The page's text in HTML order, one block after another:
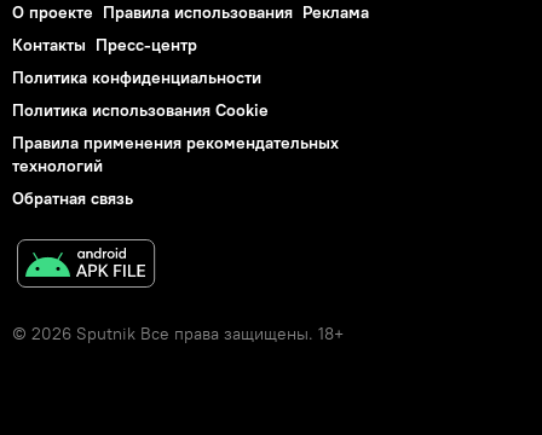
О проекте Правила использования Реклама
Контакты Пресс-центр
Политика конфиденциальности
Политика использования Cookie
Правила применения рекомендательных
технологий
Обратная связь
© 2026 Sputnik Все права защищены. 18+